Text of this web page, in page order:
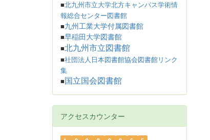
■北九州市立大学北方キャンパス学術情
報総合センター図書館
■九州工業大学付属図書館
■早稲田大学図書館
■北九州市立図書館
■社団法人日本図書館協会図書館リンク
集
■ 国立国会図書館
アクセスカウンター